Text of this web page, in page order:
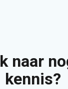
naar
kennis?